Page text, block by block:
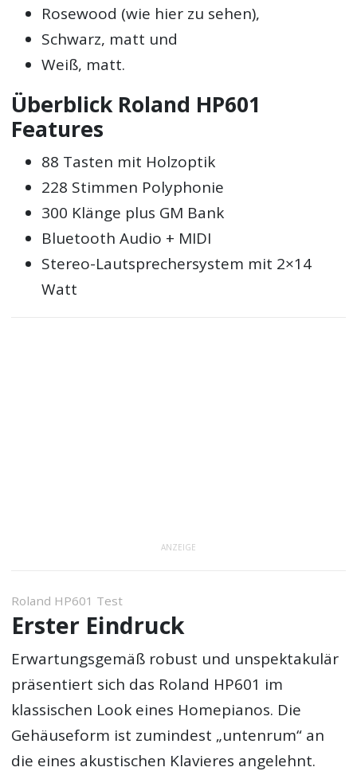
Rosewood (wie hier zu sehen),
Schwarz, matt und
Weiß, matt.
Überblick Roland HP601
Features
88 Tasten mit Holzoptik
228 Stimmen Polyphonie
300 Klänge plus GM Bank
Bluetooth Audio + MIDI
Stereo-Lautsprechersystem mit 2×14
Watt
ANZEIGE
Roland HP601 Test
Erster Eindruck
Erwartungsgemäß robust und unspektakulär
präsentiert sich das Roland HP601 im
klassischen Look eines Homepianos. Die
Gehäuseform ist zumindest „untenrum“ an
die eines akustischen Klavieres angelehnt.